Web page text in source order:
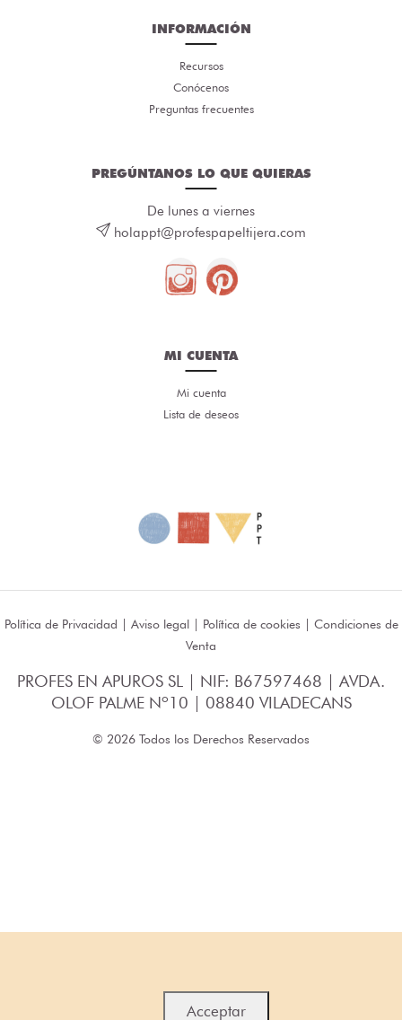
INFORMACIÓN
Recursos
Conócenos
Preguntas frecuentes
PREGÚNTANOS LO QUE QUIERAS
De lunes a viernes
holappt@profespapeltijera.com
MI CUENTA
Mi cuenta
Lista de deseos
Política de Privacidad | Aviso legal| Política de cookies | Condiciones de
Venta
PROFES EN APUROS SL | NIF: B67597468 | AVDA.
OLOF PALME Nº10 | 08840 VILADECANS
© 2026 Todos los Derechos Reservados
Acceptar